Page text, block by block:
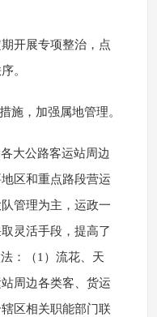
开展专项整治，点
。
施，加强属地管理。
大公路客运站周边
区和重点路段营运
管理为主，运政一
灵活手段，提高了
：（1）流花、天
周边各类客、货运
区相关职能部门联